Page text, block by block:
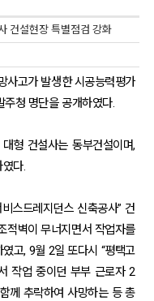
건설현장 특별점검 강화
사고가 발생한 시공능력평가
청 명단을 공개하였다.
형 건설사는 동부건설이며,
다.
스드레지던스 신축공사” 건
적벽이 무너지면서 작업자를
고, 9월 2일 또다시 “평택고
작업 중이던 부부 근로자 2
께 추락하여 사망하는 등 총